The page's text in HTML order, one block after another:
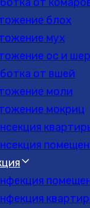
блох
мух
ос и
от вшей
моли
мокриц